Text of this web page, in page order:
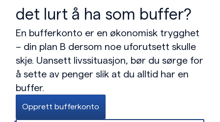
det lurt å ha som buffer?
En bufferkonto er en økonomisk trygghet
– din plan B dersom noe uforutsett skulle
skje. Uansett livssituasjon, bør du sørge for
å sette av penger slik at du alltid har en
buffer.
Opprett bufferkonto